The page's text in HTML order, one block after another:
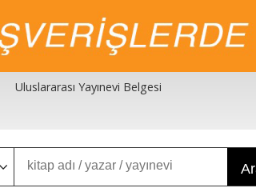
Uluslararası Yayınevi Belgesi